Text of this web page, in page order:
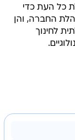
כל העת כדי
החברה, והן
לחינוך